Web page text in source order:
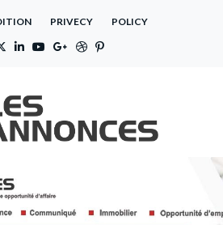
PRIVECY POLICY